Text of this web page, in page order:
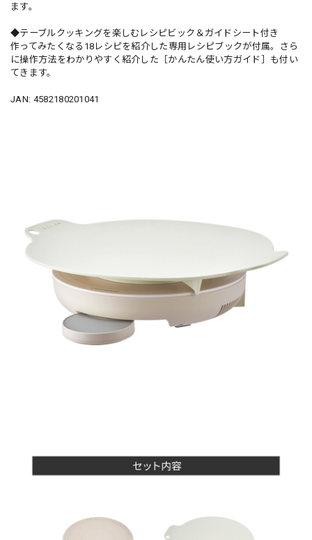
ます。
◆テーブルクッキングを楽しむレシピビック＆ガイドシート付き
作ってみたくなる18レシピを紹介した専用レシピブックが付属。さら
に操作方法をわかりやすく紹介した［かんたん使い方ガイド］も付い
てきます。
JAN: 4582180201041